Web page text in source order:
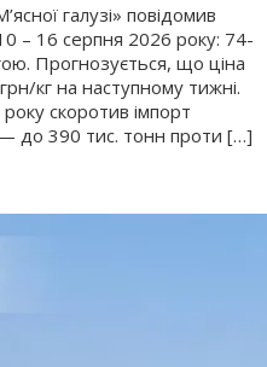
галузі» повідомив
– 16 серпня 2026 року: 74-
Прогнозується, що ціна
кг на наступному тижні.
скоротив імпорт
до 390 тис. тонн проти […]